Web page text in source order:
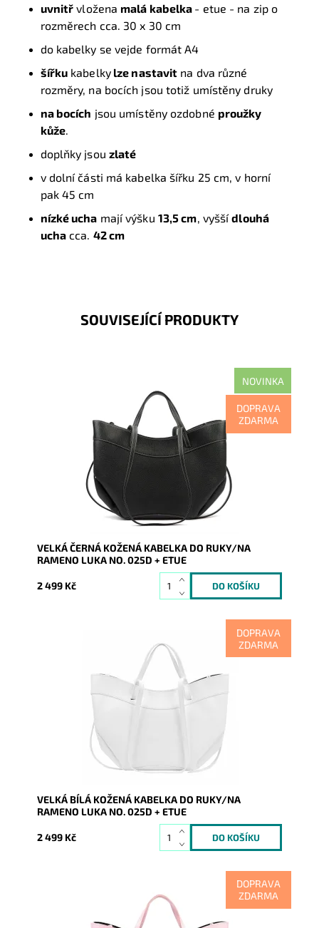
uvnitř vložena malá kabelka - etue - na zip o
rozměrech cca. 30 x 30 cm
do kabelky se vejde formát A4
šířku kabelky lze nastavit na dva různé
rozměry, na bocích jsou totiž umístěny druky
na bocích jsou umístěny ozdobné proužky
kůže
doplňky jsou zlaté
v dolní části má kabelka šířku 25 cm, v horní
pak 45 cm
nízké ucha mají výšku 13,5 cm , vyššídlouhá
ucha cca. 42 cm
SOUVISEJÍCÍ PRODUKTY
NOVINKA
DOPRAVA
ZDARMA
Moderní víceúčelová velká černá kožená kabelka
italské značky Luka, kterou lze nosit v ruce a také na
Skladem
21086
2 roky
VELKÁ ČERNÁ KOŽENÁ KABELKA DO RUKY/NA
RAMENO LUKA NO. 025D + ETUE
2 499 Kč
DOPRAVA
ZDARMA
Moderní víceúčelová velká bílá kožená kabelka italské
značky Luka, kterou lze nosit v ruce a také na rameni.
Skladem
21087
VELKÁ BÍLÁ KOŽENÁ KABELKA DO RUKY/NA
RAMENO LUKA NO. 025D + ETUE
2 499 Kč
DOPRAVA
ZDARMA
Moderní víceúčelová velká světlerůžová kožená
kabelka italské značky Luka, kterou lze nosit v ruce a